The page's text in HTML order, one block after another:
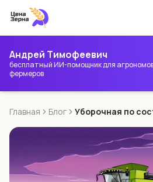
Андрей Тимофеевич
бесплатный ИИ-помощник для
фермеров
Главная Блог